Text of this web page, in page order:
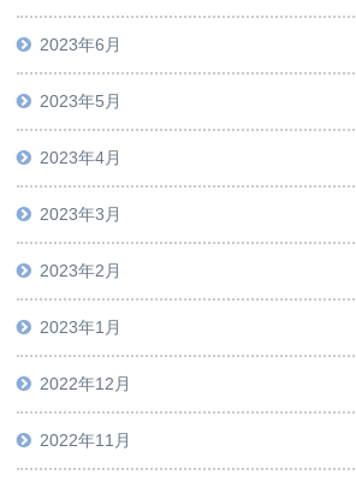
2023年6月
2023年5月
2023年4月
2023年3月
2023年2月
2023年1月
2022年12月
2022年11月